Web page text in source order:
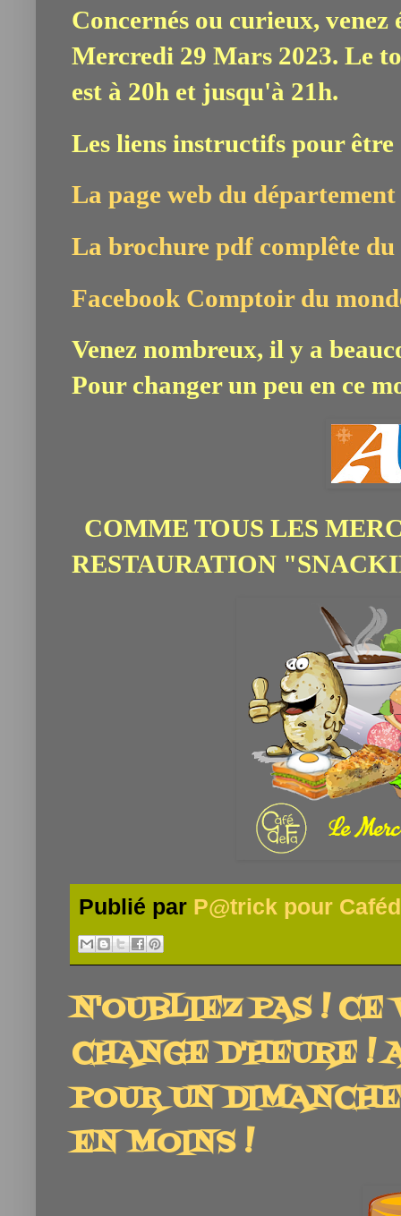
Concernés ou curieux, venez
Mercredi 29 Mars 2023. Le
est à 20h et jusqu'à 21h.
Les liens instructifs pour
La page web du département
La brochure pdf complête
Facebook Comptoir du
Venez nombreux, il y a
Pour changer un peu en ce
COMME TOUS LES
RESTAURATION
Publié par P@trick pour
N'OUBLIEZ PAS !
CHANGE D'HEURE !
POUR UN
EN MOINS !